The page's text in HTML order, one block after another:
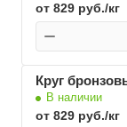
от 829 руб./кг
Круг
В наличии
от 829 руб./кг